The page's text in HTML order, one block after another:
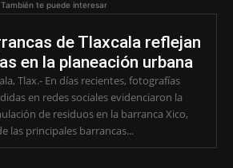
También te puede interesar
de Tlaxcala reflejan
en la planeación urbana
Tlax.- En días recientes, fotografías
en redes sociales evidenciaron la
de residuos en la barranca Xico,
las principales barrancas...